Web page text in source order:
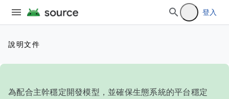
登入
說明文件
為配合主幹穩定開發模型，並確保生態系統的平台穩定